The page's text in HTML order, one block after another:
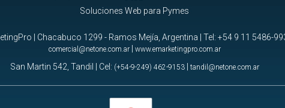
Soluciones Web para Pymes
| Chacabuco 1299 - Ramos Mejía, Argentina | Tel: +54 9 11 5486-
comercial@netone.com.ar| www.emarketingpro.com.ar
San Martin 542, Tandil | Cel: (+54-9-249) 462-9153| tandil@netone.com.ar